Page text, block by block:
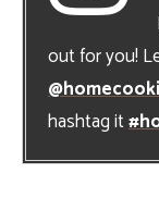
out for you!
hashtag it